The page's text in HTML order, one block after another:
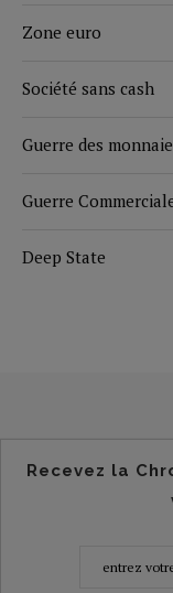
Zone euro
Société sans cash
Guerre des
Guerre
Deep State
Recevez la